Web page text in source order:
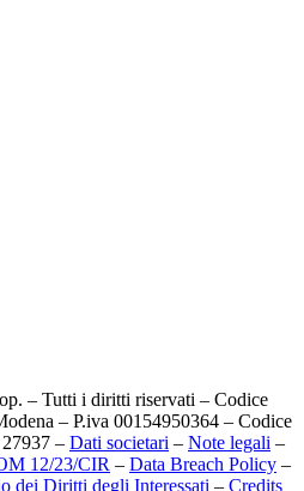
– Tutti i diritti riservati – Codice
– P.iva 00154950364 – Codice
– Dati societari – Note legali –
12/23/CIR – Data Breach Policy –
dei Diritti degli Interessati – Credits